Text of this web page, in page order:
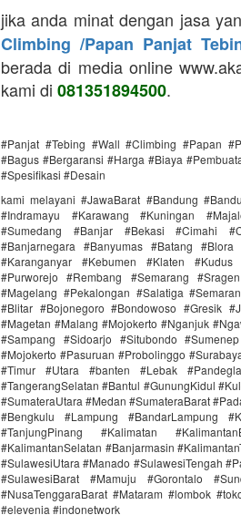
jika anda minat dengan jasa
Climbing /Papan Panjat
berada di media online
kami di 081351894500.
#Panjat #Tebing #Wall #Climbing #Papan
#Bagus #Bergaransi #Harga #Biaya
#Spesifikasi #Desain
kami melayani #JawaBarat #Bandung
#Indramayu #Karawang #Kuningan
#Sumedang #Banjar #Bekasi #Cimahi
#Banjarnegara #Banyumas #Batang
#Karanganyar #Kebumen #Klaten
#Purworejo #Rembang #Semarang
#Magelang #Pekalongan #Salatiga
#Blitar #Bojonegoro #Bondowoso #Gresik
#Magetan #Malang #Mojokerto #Nganjuk
#Sampang #Sidoarjo #Situbondo
#Mojokerto #Pasuruan #Probolinggo
#Timur #Utara #banten #Lebak
#TangerangSelatan #Bantul #GunungKidul
#SumateraUtara #Medan #SumateraBarat
#Bengkulu #Lampung #BandarLampung
#TanjungPinang #Kalimatan
#KalimantanSelatan #Banjarmasin
#SulawesiUtara #Manado #SulawesiTengah
#SulawesiBarat #Mamuju #Gorontalo
#NusaTenggaraBarat #Mataram #lombok
#elevenia #indonetwork